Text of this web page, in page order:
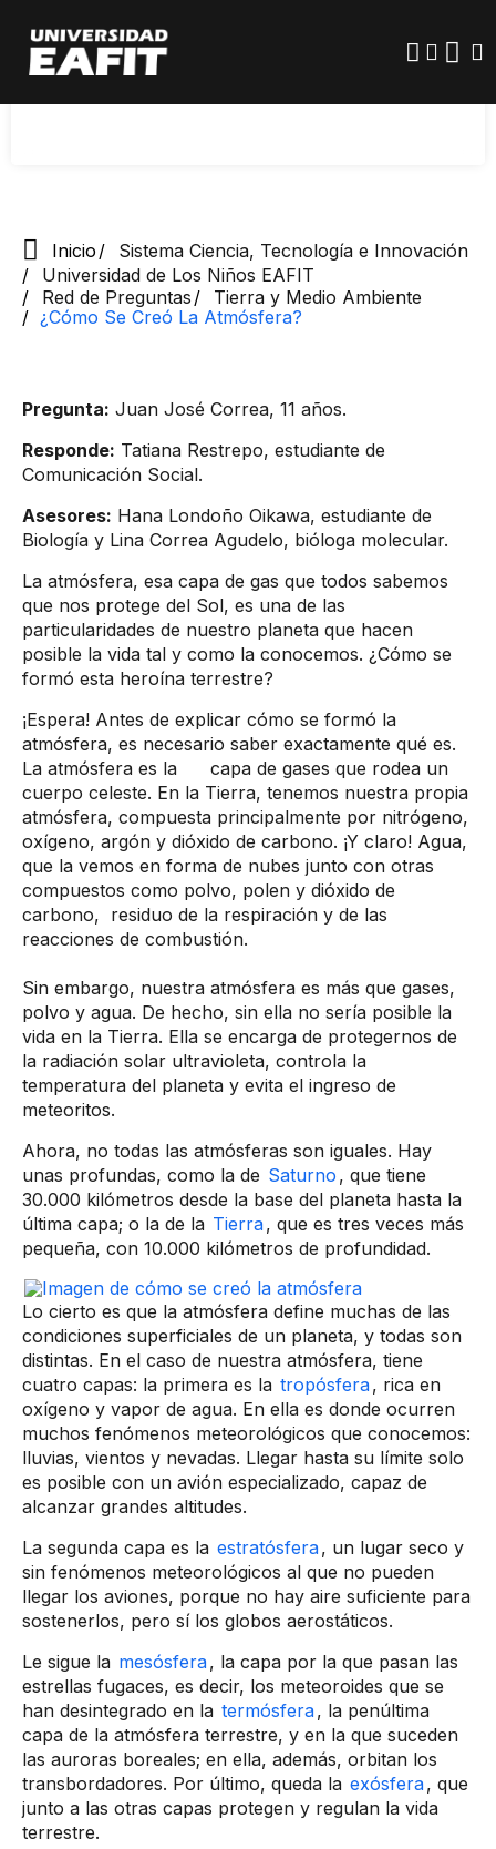
contenido
principal
atraídos hacia este por la fuerza de gravedad;
ellos protegen de la radiación solar ultravioleta,
controlan la temperatura y evitan el ingreso de
Inicio
Sistema Ciencia, Tecnología e Innovación
Universidad de Los Niños EAFIT
Red de Preguntas
Tierra y Medio Ambiente
¿Cómo Se Creó La Atmósfera?
Pregunta: Juan José Correa, 11 años. ​
Responde: Tatiana Restrepo, estudiante de
Comunicación Social.
Asesores: Hana Londoño Oikawa, estudiante de
Biología y Lina Correa Agudelo, bióloga molecular.
​La atmósfera, esa capa de gas que todos sabemos
que nos protege del Sol, es una de las
particularidades de nuestro planeta que hacen
posible la vida tal y como la conocemos. ¿Cómo se
formó esta heroína terrestre?
¡Espera! Antes de explicar cómo se formó la
atmósfera, es necesario saber exactamente qué es.
La atmósfera es la capa de gases que rodea un
cuerpo celeste. En la Tierra, tenemos nuestra propia
atmósfera, compuesta principalmente por nitrógeno,
oxígeno, argón y dióxido de carbono. ¡Y claro! Agua,
que la vemos en forma de nubes junto con otras
compuestos como polvo, polen y dióxido de
carbono, residuo de la respiración y de las
reacciones de combustión.
Sin embargo, nuestra atmósfera es más que gases,
polvo y agua. De hecho, sin ella no sería posible la
vida en la Tierra. Ella se encarga de protegernos de
la radiación solar ultravioleta, controla la
temperatura del planeta y evita el ingreso de
meteoritos.
Ahora, no todas las atmósferas son iguales. Hay
unas profundas, como la de Saturno , que tiene
30.000 kilómetros desde la base del planeta hasta la
última capa; o la de la Tierra, que es tres veces más
pequeña, con 10.000 kilómetros de profundidad.
Lo cierto es que la atmósfera define muchas de las
condiciones superficiales de un planeta, y todas son
distintas. En el caso de nuestra atmósfera, tiene
cuatro capas: la primera es la tropósfera, rica en
oxígeno y vapor de agua. En ella es donde ocurren
muchos fenómenos meteorológicos que conocemos:
lluvias, vientos y nevadas. Llegar hasta su límite solo
es posible con un avión especializado, capaz de
alcanzar grandes altitudes.​
​La segunda capa es la estratósfera, un lugar seco y
sin fenómenos meteorológicos al que no pueden
llegar los aviones, porque no hay aire suficiente para
sostenerlos, pero sí los globos aerostáticos.
​Le sigue la mesósfera, la capa por la que pasan las
estrellas fugaces, es decir, los meteoroides que se
han desintegrado en la termósfera​, la penúltima
capa de la atmósfera terrestre, y en la que suceden
las auroras boreales; en ella, además, orbitan los
transbordadores. Por último, queda la exósfera, que
junto a las otras capas protegen y regulan la vida
terrestre.